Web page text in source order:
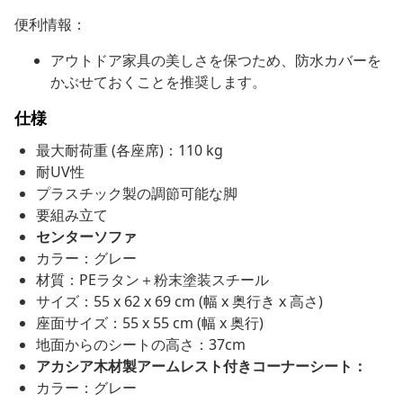
便利情報：
アウトドア家具の美しさを保つため、防水カバーを
かぶせておくことを推奨します。
仕様
最大耐荷重 (各座席)：110 kg
耐UV性
プラスチック製の調節可能な脚
要組み立て
センターソファ
カラー：グレー
材質：PEラタン＋粉末塗装スチール
サイズ：55 x 62 x 69 cm (幅 x 奥行き x 高さ)
座面サイズ：55 x 55 cm (幅 x 奥行)
地面からのシートの高さ：37cm
アカシア木材製アームレスト付きコーナーシート：
カラー：グレー